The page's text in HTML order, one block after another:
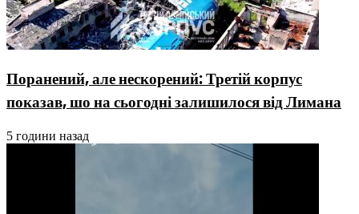
Поранений, але нескорений: Третій корпус
показав, шо на сьогодні залишилося від Лимана
5 години назад